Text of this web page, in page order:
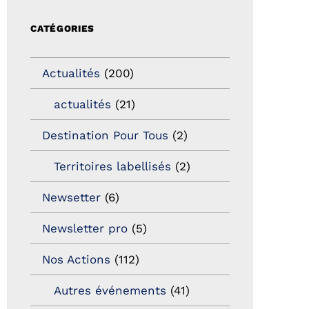
CATÉGORIES
Actualités (200)
actualités (21)
Destination Pour Tous (2)
Territoires labellisés (2)
Newsetter (6)
Newsletter pro (5)
Nos Actions (112)
Autres événements (41)